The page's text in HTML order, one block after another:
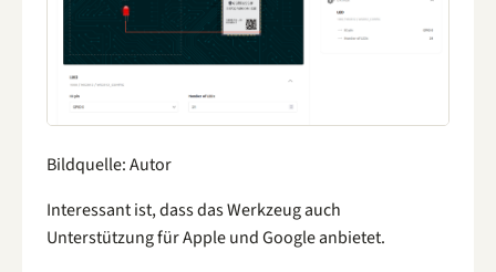
Bildquelle: Autor
Interessant ist, dass das Werkzeug auch
Unterstützung für Apple und Google anbietet.